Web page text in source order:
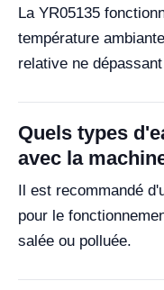
La YR05135
température
relative ne
Quels types
avec la
Il est recommandé
pour le
salée ou polluée.